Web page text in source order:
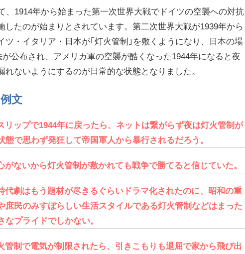
、1914年から始まった第一次世界大戦でドイツの空襲への対抗
したのが始まりとされています。第二次世界大戦が1939年から
ツ・イタリア・日本が｢灯火管制｣を敷くようになり、日本の場
公布され、アメリカ軍の空襲が酷くなった1944年になると夜
れないようにするのが日常的な状態となりました。
文
リップで1944年に戻ったら、ネットは繋がらず夜は灯火管制が
態で思わず発狂して帝国軍人から暴行されるだろう。
がないから灯火管制が敷かれても戦争で勝てると信じていた。
代劇はもう題材が尽きるぐらいドラマ化されたのに、昭和の重
庶民のみすぼらしい生活スタイルである灯火管制などはまった
なプライドでしかない。
管制で電気が制限されたら、引きこもりも退屈で家から飛び出